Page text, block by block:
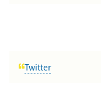
Twitter